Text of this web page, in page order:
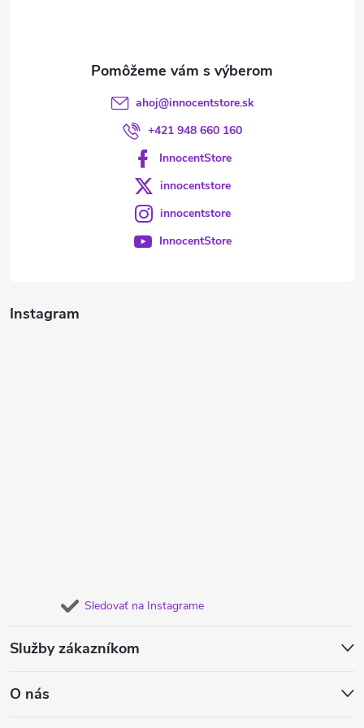
Instagram
Sledovať na Instagrame
Služby zákazníkom
O nás
ahoj@innocentstore.sk
+421 948 660 160
InnocentStore
innocentstore
innocentstore
InnocentStore